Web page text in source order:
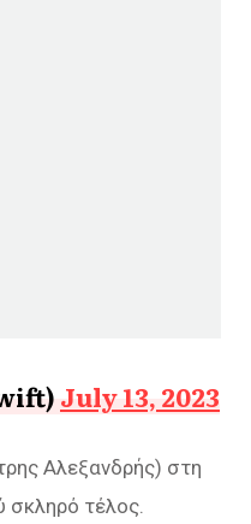
July 13, 2023
Αλεξανδρής) στη
σκληρό τέλος.